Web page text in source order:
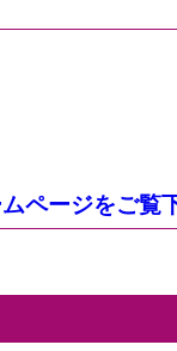
ページをご覧